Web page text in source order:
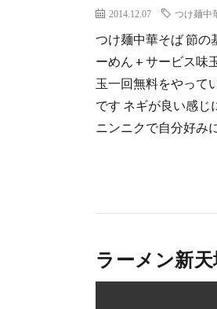
2014.12.07 つけ麺中
つけ麺中華そば 節の
ーめん + サービス味
玉一回無料をやって
です ネギが良い感じ
ニンニクで自分好み
ラーメン新